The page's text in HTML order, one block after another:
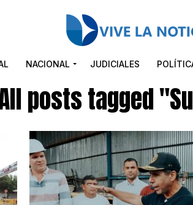
NACIONAL JUDICIALES
posts tagged